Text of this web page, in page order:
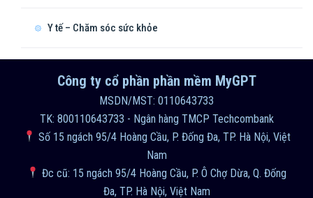
Y tế – Chăm sóc sức khỏe
Công ty cổ phần phần mềm MyGPT
MSDN/MST: 0110643733
TK: 800110643733 - Ngân hàng TMCP Techcombank
Số 15 ngách 95/4 Hoàng Cầu, P. Đống Đa, TP. Hà Nội, Việt
Nam
Đc cũ: 15 ngách 95/4 Hoàng Cầu, P. Ô Chợ Dừa, Q. Đống
Đa, TP. Hà Nội, Việt Nam